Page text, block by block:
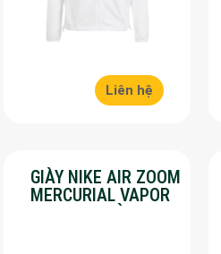
Liên hệ
GIÀY NIKE AIR ZOOM
MERCURIAL VAPOR
16 PRO – MÀU